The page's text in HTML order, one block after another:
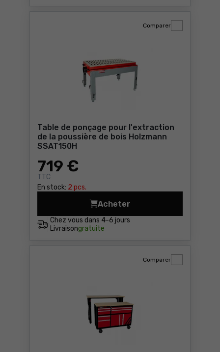
Table de ponçage pour l'extraction
de la poussière de bois Holzmann
SSAT150H
719 €
TTC
En stock: 2 pcs.
Comparer
Chez vous dans 4-6 jours
Livraisongratuite
Acheter
Table de ponçage pour
Comparer